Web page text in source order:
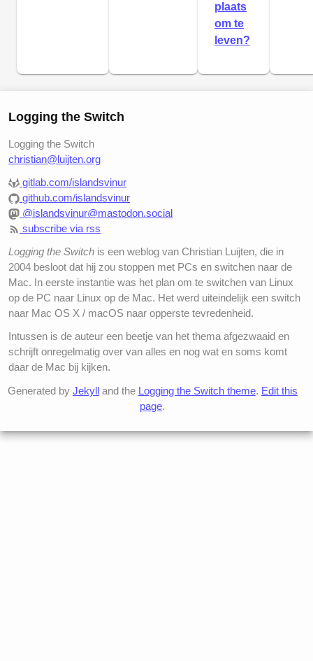
plaats
om te
leven?
Logging the Switch
Logging the Switch
christian@luijten.org
gitlab.com/islandsvinur
github.com/islandsvinur
@islandsvinur@mastodon.social
subscribe via rss
Logging the Switch is een weblog van Christian Luijten, die in
2004 besloot dat hij zou stoppen met PCs en switchen naar de
Mac. In eerste instantie was het plan om te switchen van Linux
op de PC naar Linux op de Mac. Het werd uiteindelijk een switch
naar Mac OS X / macOS naar opperste tevredenheid.
Intussen is de auteur een beetje van het thema afgezwaaid en
schrijft onregelmatig over van alles en nog wat en soms komt
daar de Mac bij kijken.
Generated by Jekylland the Logging the Switch theme. Edit this
page.